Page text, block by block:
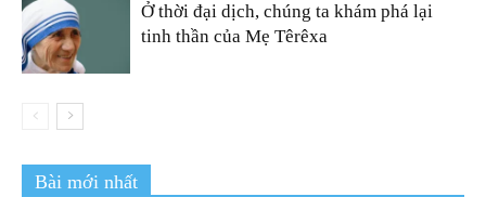
Ở thời đại dịch, chúng ta khám phá lại
tinh thần của Mẹ Têrêxa
Bài mới nhất